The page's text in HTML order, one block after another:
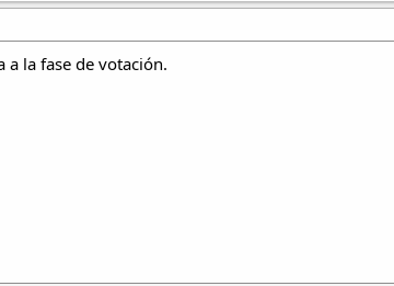
la fase de votación.